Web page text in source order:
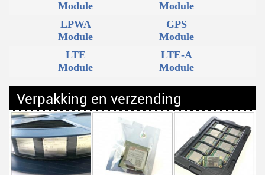
Module
Module
LPWA
Module
GPS
Module
LTE
Module
LTE-A
Module
Verpakking en verzending